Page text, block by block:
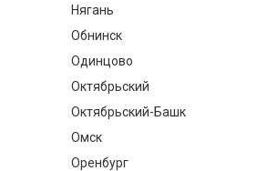
Нягань
Обнинск
Одинцово
Октябрьский
Октябрьский-Башк
Омск
Оренбург